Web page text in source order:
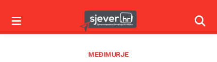
Izbornik
MEĐIMURJE